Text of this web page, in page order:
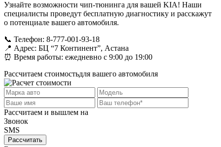
Узнайте возможности чип-тюнинга для вашей KIA! Наши
специалисты проведут бесплатную диагностику и расскажут
о потенциале вашего автомобиля.
📞 Телефон: 8-777-001-93-18
📍 Адрес: БЦ “7 Континент”, Астана
⏰ Время работы: ежедневно с 9:00 до 19:00
Рассчитаем стоимостьдля вашего автомобиля
Рассчитаем и вышлем на
Звонок
SMS
Рассчитать